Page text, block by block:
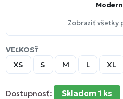
Modern
Zobraziť všetky
VEĽKOSŤ
XS S M L XL
Dostupnosť: Skladom 1 ks